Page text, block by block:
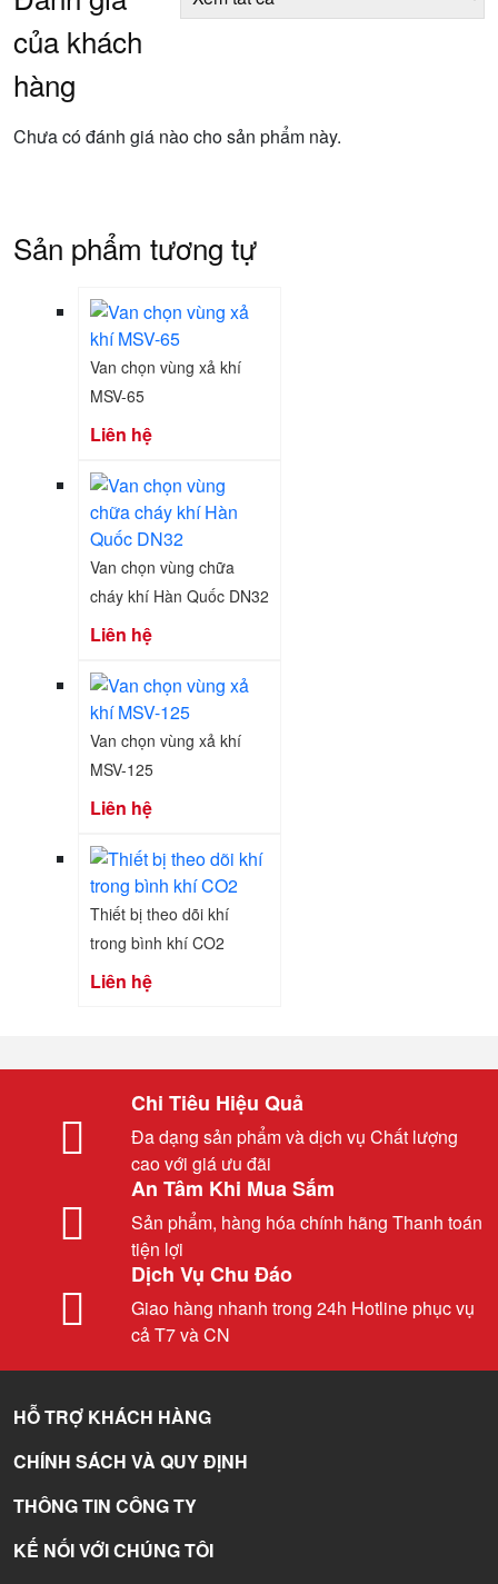
của khách
hàng
Chưa có đánh giá nào cho sản phẩm này.
Sản phẩm tương tự
Van chọn vùng xả khí
MSV-65
Liên hệ
Van chọn vùng chữa
cháy khí Hàn Quốc DN32
Liên hệ
Van chọn vùng xả khí
MSV-125
Liên hệ
Thiết bị theo dõi khí
trong bình khí CO2
Liên hệ
Chi Tiêu Hiệu Quả
Đa dạng sản phẩm và dịch vụ Chất lượng
cao với giá ưu đãi
An Tâm Khi Mua Sắm
Sản phẩm, hàng hóa chính hãng Thanh toán
tiện lợi
Dịch Vụ Chu Đáo
Giao hàng nhanh trong 24h Hotline phục vụ
cả T7 và CN
HỖ TRỢ KHÁCH HÀNG
CHÍNH SÁCH VÀ QUY ĐỊNH
THÔNG TIN CÔNG TY
KẾ NỐI VỚI CHÚNG TÔI